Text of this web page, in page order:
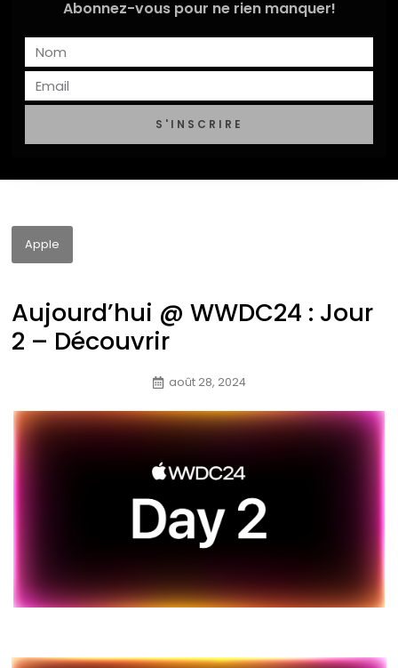
Abonnez-vous pour ne rien manquer!
S'INSCRIRE
Apple
Aujourd’hui @ WWDC24 : Jour
2 – Découvrir
août 28, 2024